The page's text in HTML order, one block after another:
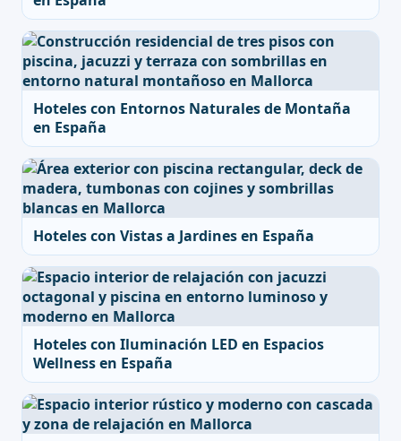
Hoteles con Entornos Naturales de Montaña
en España
Hoteles con Vistas a Jardines en España
Hoteles con Iluminación LED en Espacios
Wellness en España